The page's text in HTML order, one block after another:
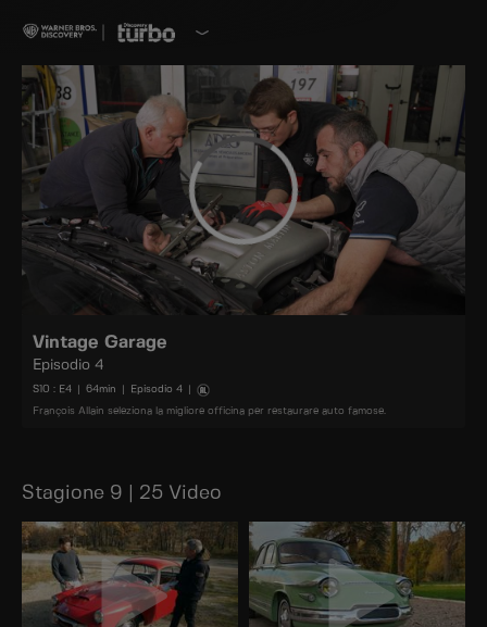
Vintage Garage
Episodio 4
S10 : E4 64min Episodio 4
François Allain seleziona la migliore officina per restaurare auto famose.
Stagione 9 | 25 Video